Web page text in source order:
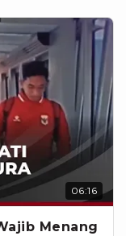
06:16
Menang